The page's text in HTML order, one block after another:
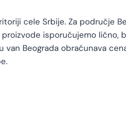
cele Srbije. Za područje
isporučujemo lično,
van Beograda obračunava